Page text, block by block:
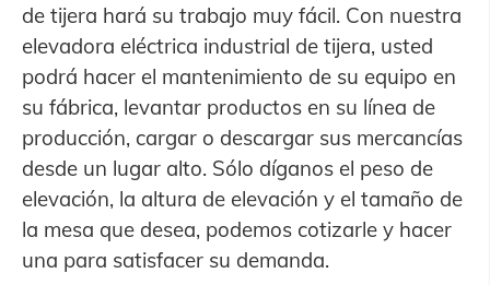
de tijera hará su trabajo muy fácil. Con nuestra
elevadora eléctrica industrial de tijera, usted
podrá hacer el mantenimiento de su equipo en
su fábrica, levantar productos en su línea de
producción, cargar o descargar sus mercancías
desde un lugar alto. Sólo díganos el peso de
elevación, la altura de elevación y el tamaño de
la mesa que desea, podemos cotizarle y hacer
una para satisfacer su demanda.